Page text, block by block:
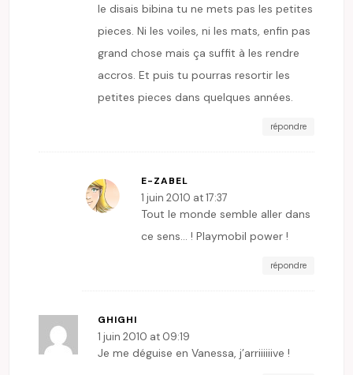
le disais bibina tu ne mets pas les petites
pieces. Ni les voiles, ni les mats, enfin pas
grand chose mais ça suffit à les rendre
accros. Et puis tu pourras resortir les
petites pieces dans quelques années.
répondre
E-ZABEL
1 juin 2010 at 17:37
Tout le monde semble aller dans
ce sens… ! Playmobil power !
répondre
GHIGHI
1 juin 2010 at 09:19
Je me déguise en Vanessa, j’arriiiiiive !